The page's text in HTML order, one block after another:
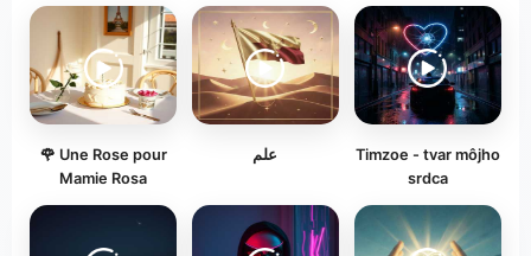
🌹 Une Rose pour
Mamie Rosa
علم
Timzoe - tvar môjho
srdca